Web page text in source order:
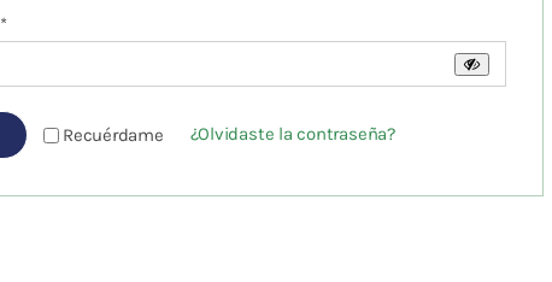
*Obligatorio
Recuérdame ¿Olvidaste la contraseña?